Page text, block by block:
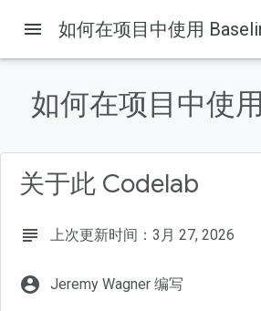
menu 如何在项目中使用
如何在项目中使
关于此 Codelab
subject 上次更新时间：3月 27, 2026
account_circle Jeremy Wagner 编写